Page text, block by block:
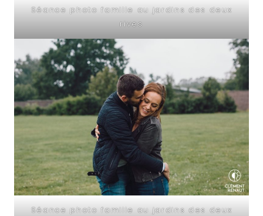
Séance photo famille au jardins des deux
rives
Séance photo famille au jardins des deux